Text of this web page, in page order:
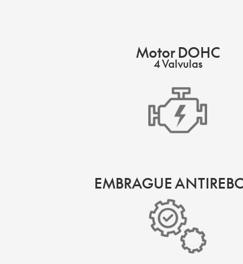
Motor DOHC
4 Valvulas
EMBRAGUE